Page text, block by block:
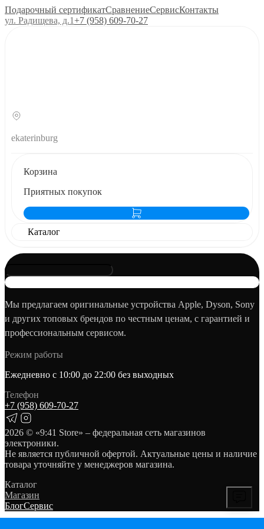
Подарочный сертификатСравнениеСервисКонтакты
ул. Радищева, д.1+7 (958) 609‑70‑27
ekaterinburg
Корзина
Приятных покупок
Каталог
Мы предлагаем оригинальные устройства Apple, Dyson, Sony
и других топовых брендов по честным ценам, с гарантией и
профессиональным сервисом.
Режим работы
Ежедневно с 10:00 до 22:00 без выходных
Телефон
+7 (958) 609‑70‑27
2026 © «9:41 Store» – федеральная сеть магазинов
электроники.
Не является публичной офертой. Актуальные цены и наличие
товара уточняйте у менеджеров магазина.
Каталог
Магазин
БлогСервис